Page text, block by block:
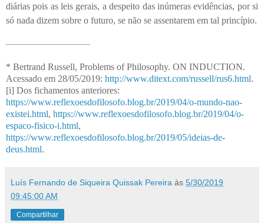
diárias pois as leis gerais, a despeito das inúmeras evidências, por si
só nada dizem sobre o futuro, se não se assentarem em tal princípio.
* Bertrand Russell, Problems of Philosophy. ON INDUCTION.
Acessado em 28/05/2019: http://www.ditext.com/russell/rus6.html.
[i] Dos fichamentos anteriores:
https://www.reflexoesdofilosofo.blog.br/2019/04/o-mundo-nao-
existei.html, https://www.reflexoesdofilosofo.blog.br/2019/04/o-
espaco-fisico-i.html,
https://www.reflexoesdofilosofo.blog.br/2019/05/ideias-de-
deus.html.
Luís Fernando de Siqueira Quissak Pereira às 5/30/2019
09:45:00 AM
Compartilhar